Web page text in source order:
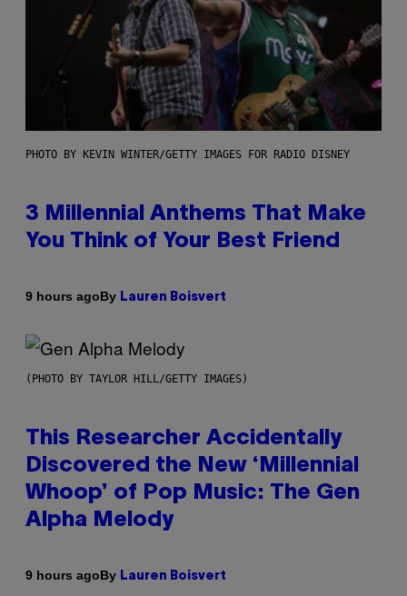
PHOTO BY KEVIN WINTER/GETTY IMAGES FOR RADIO DISNEY
3 Millennial Anthems That Make
You Think of Your Best Friend
9 hours agoBy Lauren Boisvert
(PHOTO BY TAYLOR HILL/GETTY IMAGES)
This Researcher Accidentally
Discovered the New ‘Millennial
Whoop’ of Pop Music: The Gen
Alpha Melody
9 hours agoBy Lauren Boisvert